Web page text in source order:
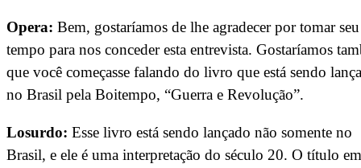
Opera: Bem, gostaríamos de lhe agradecer por tomar seu
tempo para nos conceder esta entrevista. Gostaríamos
que você começasse falando do livro que está sendo
no Brasil pela Boitempo, “Guerra e Revolução”.
Losurdo: Esse livro está sendo lançado não somente no
Brasil, e ele é uma interpretação do século 20. O título em